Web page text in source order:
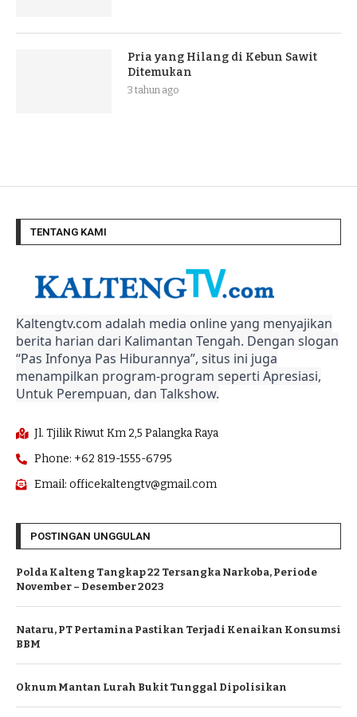
Pria yang Hilang di Kebun Sawit
Ditemukan
3 tahun ago
TENTANG KAMI
Kaltengtv.com adalah media online yang menyajikan
berita harian dari Kalimantan Tengah. Dengan slogan
“Pas Infonya Pas Hiburannya”, situs ini juga
menampilkan program-program seperti Apresiasi,
Untuk Perempuan, dan Talkshow.
Jl. Tjilik Riwut Km 2,5 Palangka Raya
Phone: +62 819-1555-6795
Email: officekaltengtv@gmail.com
POSTINGAN UNGGULAN
Polda Kalteng Tangkap 22 Tersangka Narkoba, Periode
November – Desember 2023
Nataru, PT Pertamina Pastikan Terjadi Kenaikan Konsumsi
BBM
Oknum Mantan Lurah Bukit Tunggal Dipolisikan